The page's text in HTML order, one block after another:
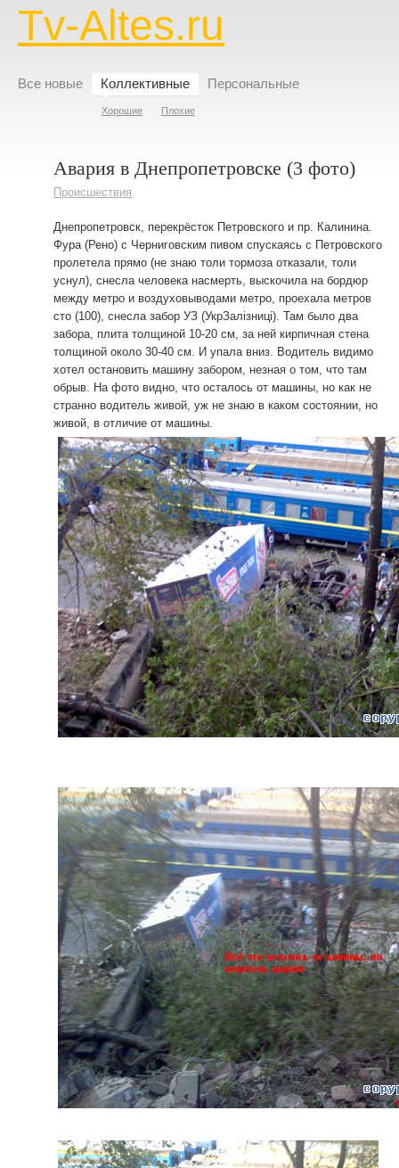
Tv-Altes.ru
Все новые Коллективные
Хорошие Плохие
Персональные
Авария в Днепропетровске (3 фото)
Происшествия
Днепропетровск, перекрёсток Петровского и пр. Калинина.
Фура (Рено) с Черниговским пивом спускаясь с Петровского
пролетела прямо (не знаю толи тормоза отказали, толи
уснул), снесла человека насмерть, выскочила на бордюр
между метро и воздуховыводами метро, проехала метров
сто (100), снесла забор УЗ (УкрЗалiзницi). Там было два
забора, плита толщиной 10-20 см, за ней кирпичная стена
толщиной около 30-40 см. И упала вниз. Водитель видимо
хотел остановить машину забором, незная о том, что там
обрыв. На фото видно, что осталось от машины, но как не
странно водитель живой, уж не знаю в каком состоянии, но
живой, в отличие от машины.